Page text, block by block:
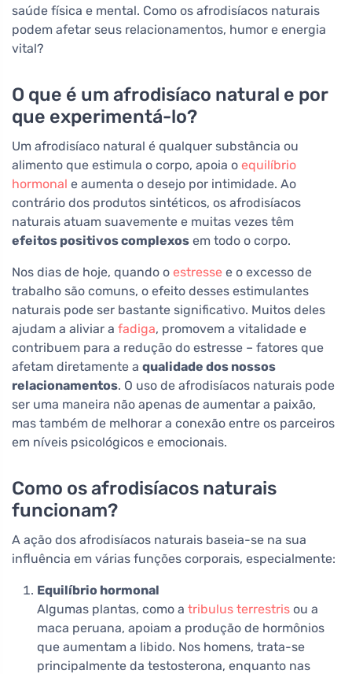
saúde física e mental. Como os afrodisíacos naturais
podem afetar seus relacionamentos, humor e energia
vital?
O que é um afrodisíaco natural e por
que experimentá-lo?
Um afrodisíaco natural é qualquer substância ou
alimento que estimula o corpo, apoia o equilíbrio
hormonal e aumenta o desejo por intimidade. Ao
contrário dos produtos sintéticos, os afrodisíacos
naturais atuam suavemente e muitas vezes têm
efeitos positivos complexos em todo o corpo.
Nos dias de hoje, quando o estresse e o excesso de
trabalho são comuns, o efeito desses estimulantes
naturais pode ser bastante significativo. Muitos deles
ajudam a aliviar a fadiga, promovem a vitalidade e
contribuem para a redução do estresse – fatores que
afetam diretamente a qualidade dos nossos
relacionamentos. O uso de afrodisíacos naturais pode
ser uma maneira não apenas de aumentar a paixão,
mas também de melhorar a conexão entre os parceiros
em níveis psicológicos e emocionais.
Como os afrodisíacos naturais
funcionam?
A ação dos afrodisíacos naturais baseia-se na sua
influência em várias funções corporais, especialmente:
Equilíbrio hormonal
Algumas plantas, como a tribulus terrestris ou a
maca peruana, apoiam a produção de hormônios
que aumentam a libido. Nos homens, trata-se
principalmente da testosterona, enquanto nas